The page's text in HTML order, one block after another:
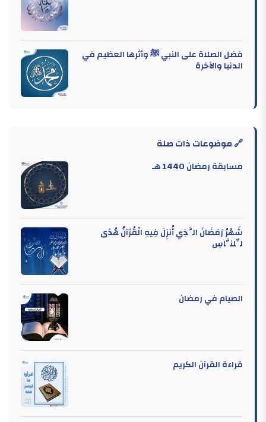
فضل الصلاة على النبي ﷺ وأثرها العظيم في
الدنيا والآخرة
🔗 موضوعات ذات صلة
مسابقة رمضان 1440 هـ
شَهْرُ رَمَضَانَ الَّذِي أُنزِلَ فِيهِ الْقُرْآنُ هُدًى
لِّلنَّاسِ
الصيام في رمضان
قراءة القرآن الكريم